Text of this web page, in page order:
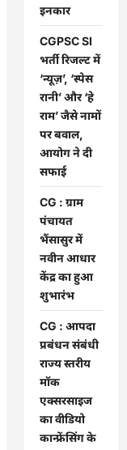
इनकार
CGPSC SI
भर्ती रिजल्ट में
‘न्यूज़’, ‘स्पेस
रानी’ और ‘हे
राम’ जैसे नामों
पर बवाल,
आयोग ने दी
सफाई
CG : ग्राम
पंचायत
भैंसासुर में
नवीन आधार
केंद्र का हुआ
शुभारंभ
CG : आपदा
प्रबंधन संबंधी
राज्य स्तरीय
मॉक
एक्सरसाइज
का वीडियो
कान्फ्रेंसिंग के